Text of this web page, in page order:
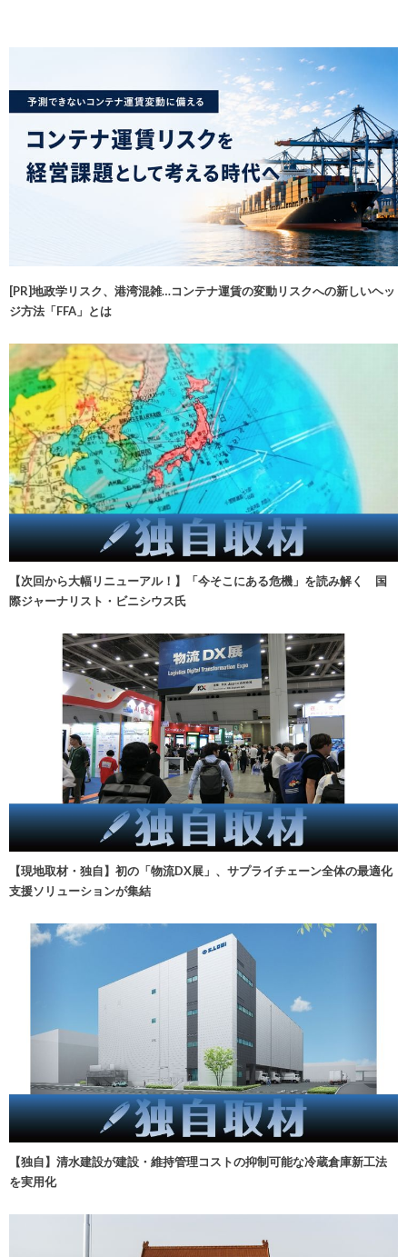
[PR]地政学リスク、港湾混雑…コンテナ運賃の変動リスクへの新しいヘッ
ジ方法「FFA」とは
【次回から大幅リニューアル！】「今そこにある危機」を読み解く 国
際ジャーナリスト・ビニシウス氏
【現地取材・独自】初の「物流DX展」、サプライチェーン全体の最適化
支援ソリューションが集結
【独自】清水建設が建設・維持管理コストの抑制可能な冷蔵倉庫新工法
を実用化